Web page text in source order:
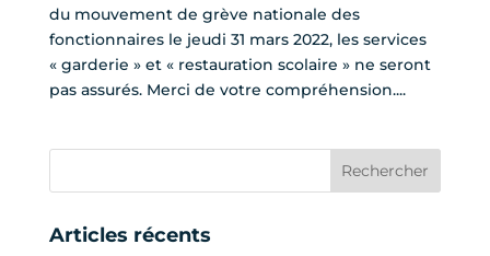
du mouvement de grève nationale des
fonctionnaires le jeudi 31 mars 2022, les services
« garderie » et « restauration scolaire » ne seront
pas assurés. Merci de votre compréhension....
Articles récents